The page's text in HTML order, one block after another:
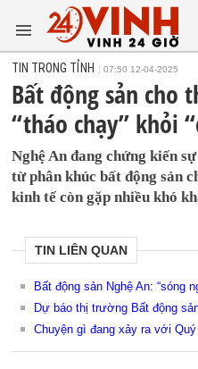
TIN TRONG TỈNH 07:50 12-04-2025
Bất động sản cho
“tháo chạy” khỏi
Nghệ An đang chứng kiến
từ phân khúc bất động sản
kinh tế còn gặp nhiều khó
TIN LIÊN QUAN
Bất động sản Nghệ An: “sóng
Dự báo thị trường Bất động
Chuyện gì đang xảy ra với